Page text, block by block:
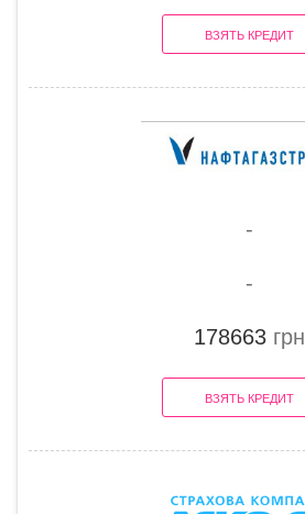
ВЗЯТЬ КРЕДИТ
-
-
178663 грн
ВЗЯТЬ КРЕДИТ